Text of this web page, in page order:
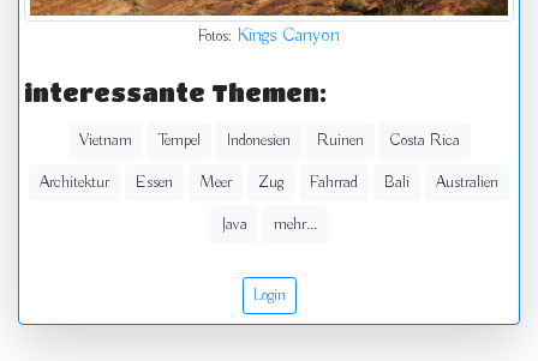
Fotos: Kings Canyon
interessante Themen:
Vietnam Tempel Indonesien Ruinen
Costa Rica
Architektur
Essen Meer Zug Fahrrad Bali
Australien
Java
mehr...
Login